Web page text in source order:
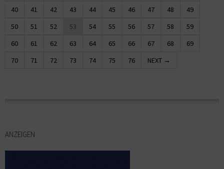
40
41 42 43 44 45 46 47 48
49
50
51 52 53 54 55 56 57 58
59
60
61 62 63 64 65 66 67 68
69
70
71 72 73 74 75 76 NEXT →
ANZEIGEN